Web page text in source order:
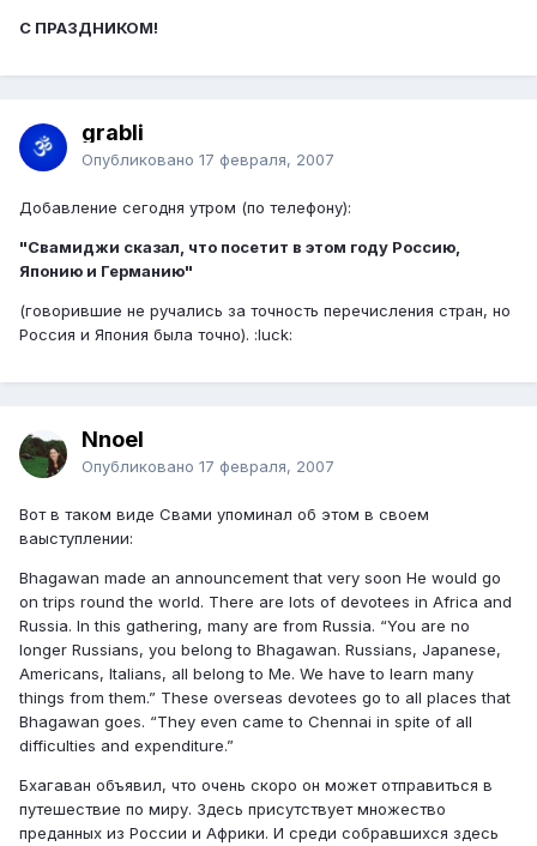
С ПРАЗДНИКОМ!
grabli
Опубликовано 17 февраля, 2007
Добавление сегодня утром (по телефону):
"Свамиджи сказал, что посетит в этом году Россию,
Японию и Германию"
(говорившие не ручались за точность перечисления стран, но
Россия и Япония была точно). :luck:
Nnoel
Опубликовано 17 февраля, 2007
Вот в таком виде Свами упоминал об этом в своем
ваыступлении:
Bhagawan made an announcement that very soon He would go
on trips round the world. There are lots of devotees in Africa and
Russia. In this gathering, many are from Russia. “You are no
longer Russians, you belong to Bhagawan. Russians, Japanese,
Americans, Italians, all belong to Me. We have to learn many
things from them.” These overseas devotees go to all places that
Bhagawan goes. “They even came to Chennai in spite of all
difficulties and expenditure.”
Бхагаван объявил, что очень скоро он может отправиться в
путешествие по миру. Здесь присутствует множество
преданных из России и Африки. И среди собравшихся здесь